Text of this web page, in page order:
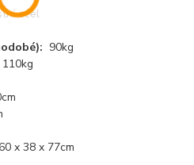
ocel
90kg
110kg
x 38 x 77cm